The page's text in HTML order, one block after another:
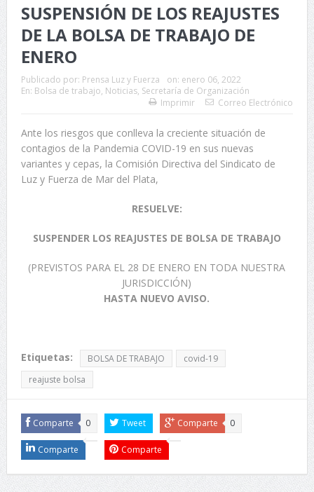
SUSPENSIÓN DE LOS REAJUSTES
DE LA BOLSA DE TRABAJO DE
ENERO
Publicado por: Prensa Luz y Fuerza on: enero 06, 2022
En: Bolsa de trabajo, Noticias, Secretaría de Organización
Imprimir
Correo Electrónico
Ante los riesgos que conlleva la creciente situación de
contagios de la Pandemia COVID-19 en sus nuevas
variantes y cepas, la Comisión Directiva del Sindicato de
Luz y Fuerza de Mar del Plata,
RESUELVE:
SUSPENDER LOS REAJUSTES DE BOLSA DE TRABAJO
(PREVISTOS PARA EL 28 DE ENERO EN TODA NUESTRA
JURISDICCIÓN)
HASTA NUEVO AVISO.
Etiquetas: BOLSA DE TRABAJO
covid-19
reajuste bolsa
Comparte 0 Tweet Comparte 0
Comparte Comparte